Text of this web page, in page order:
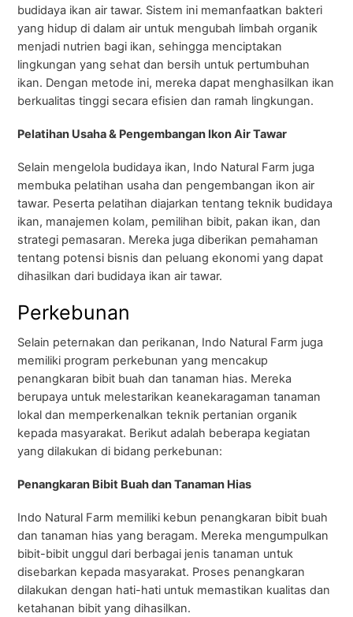
budidaya ikan air tawar. Sistem ini memanfaatkan bakteri
yang hidup di dalam air untuk mengubah limbah organik
menjadi nutrien bagi ikan, sehingga menciptakan
lingkungan yang sehat dan bersih untuk pertumbuhan
ikan. Dengan metode ini, mereka dapat menghasilkan ikan
berkualitas tinggi secara efisien dan ramah lingkungan.
Pelatihan Usaha & Pengembangan Ikon Air Tawar
Selain mengelola budidaya ikan, Indo Natural Farm juga
membuka pelatihan usaha dan pengembangan ikon air
tawar. Peserta pelatihan diajarkan tentang teknik budidaya
ikan, manajemen kolam, pemilihan bibit, pakan ikan, dan
strategi pemasaran. Mereka juga diberikan pemahaman
tentang potensi bisnis dan peluang ekonomi yang dapat
dihasilkan dari budidaya ikan air tawar.
Perkebunan
Selain peternakan dan perikanan, Indo Natural Farm juga
memiliki program perkebunan yang mencakup
penangkaran bibit buah dan tanaman hias. Mereka
berupaya untuk melestarikan keanekaragaman tanaman
lokal dan memperkenalkan teknik pertanian organik
kepada masyarakat. Berikut adalah beberapa kegiatan
yang dilakukan di bidang perkebunan:
Penangkaran Bibit Buah dan Tanaman Hias
Indo Natural Farm memiliki kebun penangkaran bibit buah
dan tanaman hias yang beragam. Mereka mengumpulkan
bibit-bibit unggul dari berbagai jenis tanaman untuk
disebarkan kepada masyarakat. Proses penangkaran
dilakukan dengan hati-hati untuk memastikan kualitas dan
ketahanan bibit yang dihasilkan.